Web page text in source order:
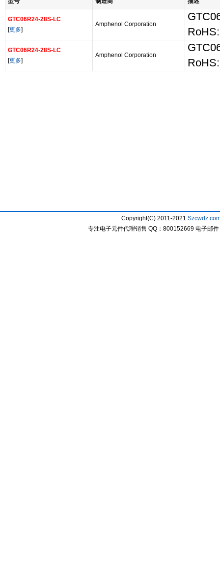
GTC06R24-28S-LC
[更多]
Amphenol Corporation
GTC06R24-28S-LC
[更多]
Amphenol Corporation
Copyright(C) 2011-2021
专注电子元件代理销售 QQ：800152669 电子邮